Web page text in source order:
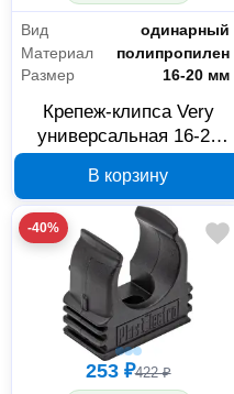
Вид
одинарный
Материал
полипропилен
Размер
16-20 мм
Крепеж-клипса Very
универсальная 16-20
серая, 25 шт. 47-7-014
В корзину
-40%
253 ₽422 ₽